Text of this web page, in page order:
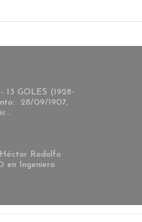
13 GOLES (1928-
28/09/1907,
Héctor Rodolfo
en Ingeniero